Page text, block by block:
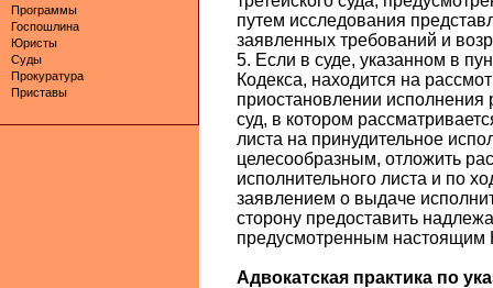
Программы
Госпошлина
Юристы
Суды
Прокуратура
Приставы
путем исследования
заявленных требований и
5. Если в суде, указанном в
Кодекса, находится на
приостановлении исполнения
суд, в котором
листа на принудительное
целесообразным, отложить
исполнительного листа и по
заявлением о выдаче
сторону предоставить
предусмотренным настоящим
Адвокатская практика по